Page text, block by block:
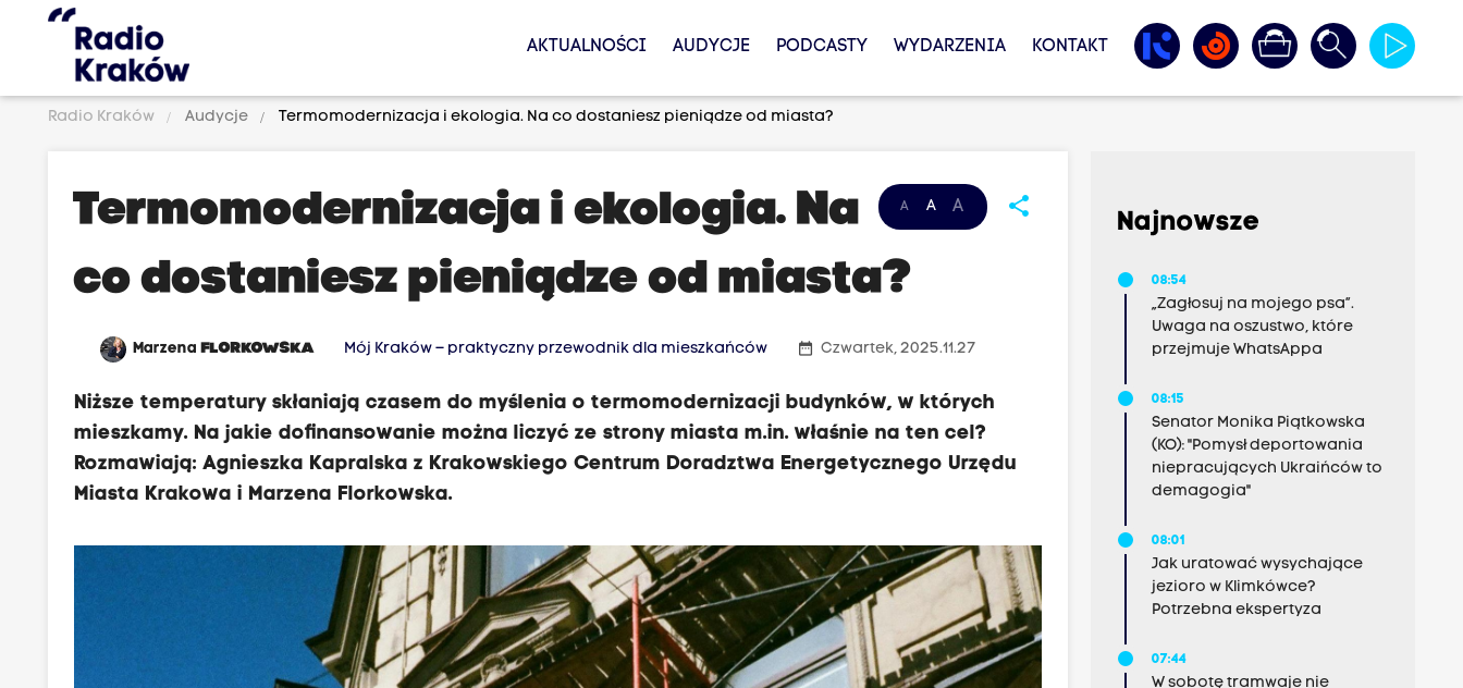
AKTUALNOŚCI AUDYCJE PODCASTY WYDARZENIA KONTAKT
Radio Kraków Audycje Termomodernizacja i ekologia. Na co dostaniesz pieniądze od miasta?
A A A share
Termomodernizacja i ekologia. Na
co dostaniesz pieniądze od miasta?
MarzenaFLORKOWSKA Mój Kraków – praktyczny przewodnik dla mieszkańców date_range Czwartek, 2025.11.27
Niższe temperatury skłaniają czasem do myślenia o termomodernizacji budynków, w których
mieszkamy. Na jakie dofinansowanie można liczyć ze strony miasta m.in. właśnie na ten cel?
Rozmawiają: Agnieszka Kapralska z Krakowskiego Centrum Doradztwa Energetycznego Urzędu
Miasta Krakowa i Marzena Florkowska.
Najnowsze
08:54
„Zagłosuj na mojego psa”.
Uwaga na oszustwo, które
przejmuje WhatsAppa
08:15
Senator Monika Piątkowska
(KO): "Pomysł deportowania
niepracujących Ukraińców to
demagogia"
08:01
Jak uratować wysychające
jezioro w Klimkówce?
Potrzebna ekspertyza
07:44
W sobotę tramwaje nie